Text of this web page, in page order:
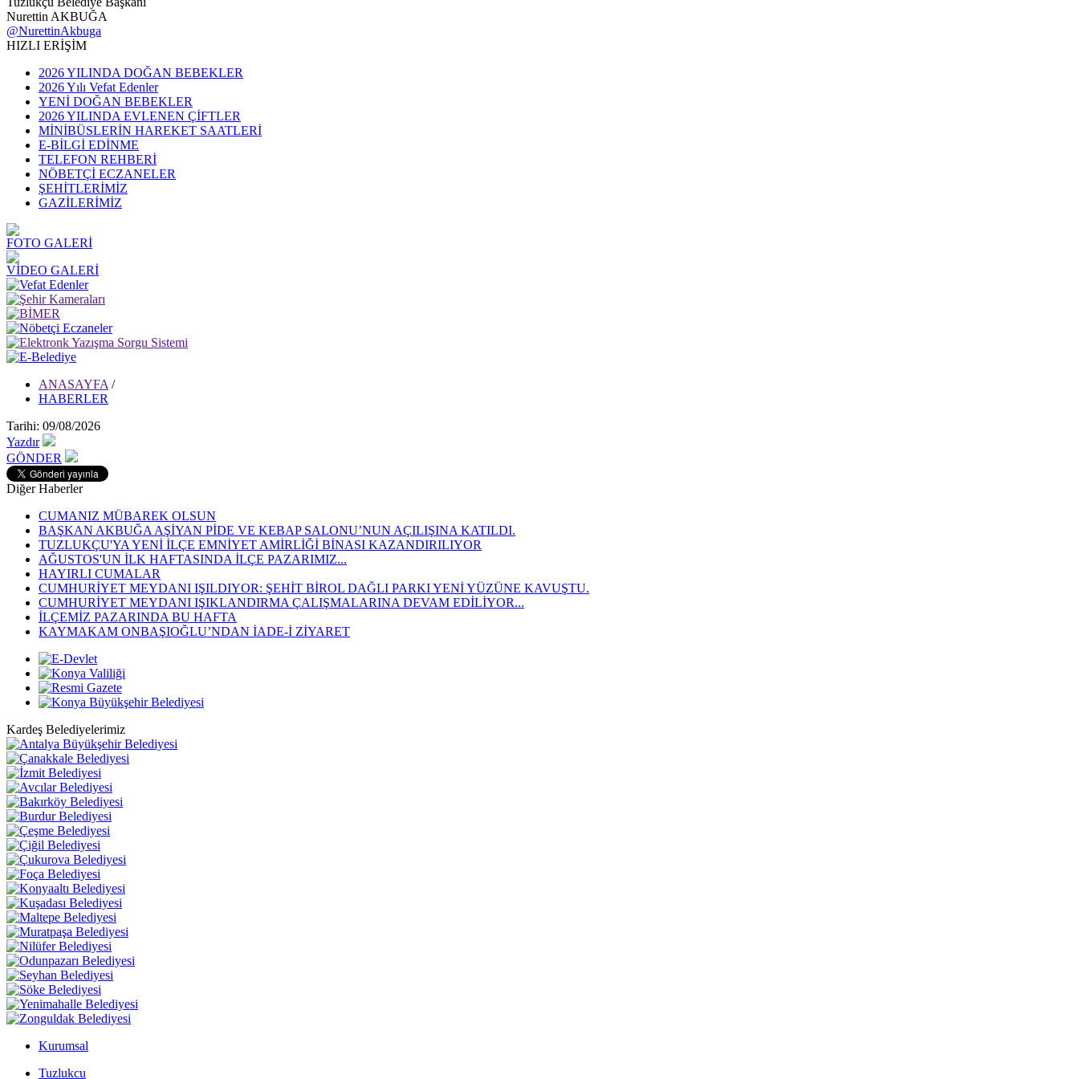
Nurettin AKBUĞA
@NurettinAkbuga
HIZLI ERİŞİM
2026 YILINDA DOĞAN BEBEKLER
2026 Yılı Vefat Edenler
YENİ DOĞAN BEBEKLER
2026 YILINDA EVLENEN ÇİFTLER
MİNİBÜSLERİN HAREKET SAATLERİ
E-BİLGİ EDİNME
TELEFON REHBERİ
NÖBETÇİ ECZANELER
ŞEHİTLERİMİZ
GAZİLERİMİZ
FOTO GALERİ
VİDEO GALERİ
ANASAYFA /
HABERLER
Tarihi: 09/08/2026
Yazdır
GÖNDER
Diğer Haberler
CUMANIZ MÜBAREK OLSUN
BAŞKAN AKBUĞA AŞİYAN PİDE VE KEBAP SALONU’NUN AÇILIŞINA KATILDI.
TUZLUKÇU'YA YENİ İLÇE EMNİYET AMİRLİĞİ BİNASI KAZANDIRILIYOR
AĞUSTOS'UN İLK HAFTASINDA İLÇE PAZARIMIZ...
HAYIRLI CUMALAR
CUMHURİYET MEYDANI IŞILDIYOR: ŞEHİT BİROL DAĞLI PARKI YENİ YÜZÜNE KAVUŞTU.
CUMHURİYET MEYDANI IŞIKLANDIRMA ÇALIŞMALARINA DEVAM EDİLİYOR...
İLÇEMİZ PAZARINDA BU HAFTA
KAYMAKAM ONBAŞIOĞLU’NDAN İADE-İ ZİYARET
Kardeş Belediyelerimiz
Kurumsal
Tuzlukcu